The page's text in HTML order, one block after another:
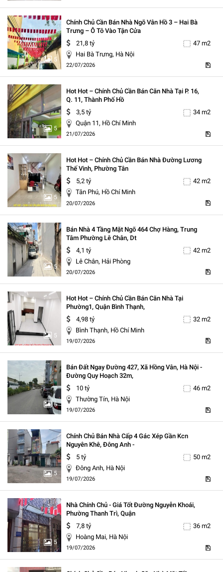
5
Chính Chủ Cần Bán Nhà Ngõ Vân Hồ 3 – Hai Bà
Trưng – Ô Tô Vào Tận Cửa
21,8 tỷ
47 m2
Hai Bà Trưng, Hà Nội
22/07/2026
5
Hot Hot – Chính Chủ Cần Bán Căn Nhà Tại P. 16,
Q. 11, Thành Phố Hồ
3,5 tỷ
34 m2
Quận 11, Hồ Chí Minh
21/07/2026
5
Hot Hot – Chính Chủ Cần Bán Nhà Đường Lương
Thế Vinh, Phường Tân
5,2 tỷ
42 m2
Tân Phú, Hồ Chí Minh
20/07/2026
5
Bán Nhà 4 Tầng Mặt Ngõ 464 Chợ Hàng, Trung
Tâm Phường Lê Chân, Dt
4,1 tỷ
42 m2
Lê Chân, Hải Phòng
20/07/2026
5
Hot Hot – Chính Chủ Cần Bán Căn Nhà Tại
Phường1, Quận Bình Thạnh,
4,98 tỷ
32 m2
Bình Thạnh, Hồ Chí Minh
19/07/2026
5
Bán Đất Ngay Đường 427, Xã Hồng Vân, Hà Nội -
Đường Quy Hoạch 32m,
10 tỷ
46 m2
Thường Tín, Hà Nội
19/07/2026
5
Chính Chủ Bán Nhà Cấp 4 Gác Xép Gần Kcn
Nguyên Khê, Đông Anh -
5 tỷ
50 m2
Đông Anh, Hà Nội
19/07/2026
5
Nhà Chính Chủ - Giá Tốt Đường Nguyễn Khoái,
Phường Thanh Trì, Quận
7,8 tỷ
36 m2
Hoàng Mai, Hà Nội
19/07/2026